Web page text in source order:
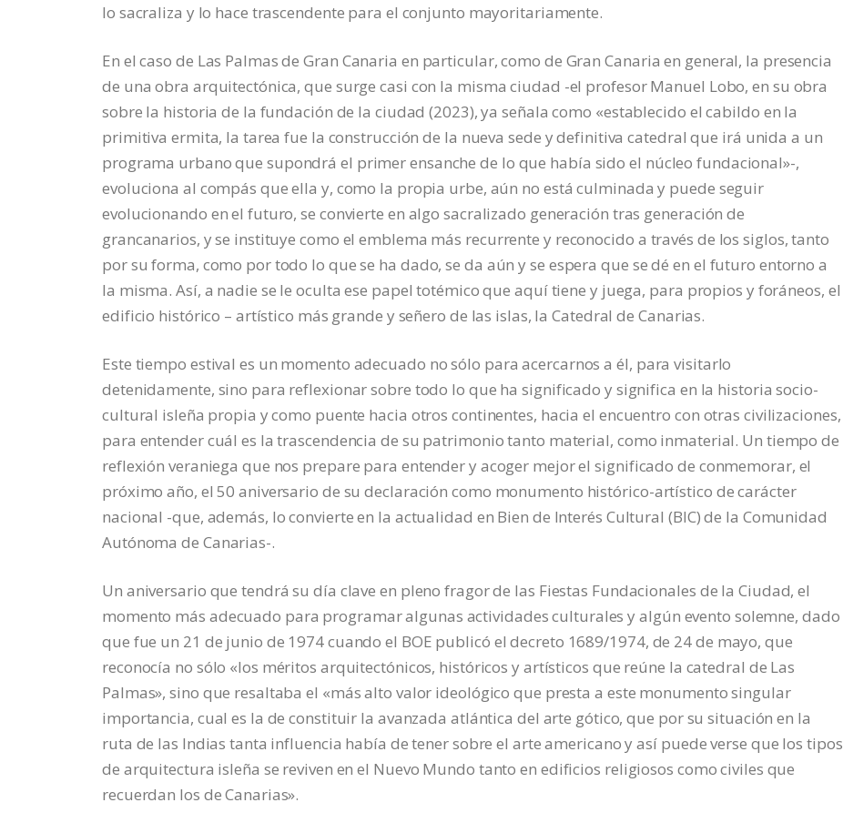
lo sacraliza y lo hace trascendente para el conjunto mayoritariamente.
En el caso de Las Palmas de Gran Canaria en particular, como de Gran Canaria en general, la presencia
de una obra arquitectónica, que surge casi con la misma ciudad -el profesor Manuel Lobo, en su obra
sobre la historia de la fundación de la ciudad (2023), ya señala como «establecido el cabildo en la
primitiva ermita, la tarea fue la construcción de la nueva sede y definitiva catedral que irá unida a un
programa urbano que supondrá el primer ensanche de lo que había sido el núcleo fundacional»-,
evoluciona al compás que ella y, como la propia urbe, aún no está culminada y puede seguir
evolucionando en el futuro, se convierte en algo sacralizado generación tras generación de
grancanarios, y se instituye como el emblema más recurrente y reconocido a través de los siglos, tanto
por su forma, como por todo lo que se ha dado, se da aún y se espera que se dé en el futuro entorno a
la misma. Así, a nadie se le oculta ese papel totémico que aquí tiene y juega, para propios y foráneos, el
edificio histórico – artístico más grande y señero de las islas, la Catedral de Canarias.
Este tiempo estival es un momento adecuado no sólo para acercarnos a él, para visitarlo
detenidamente, sino para reflexionar sobre todo lo que ha significado y significa en la historia socio-
cultural isleña propia y como puente hacia otros continentes, hacia el encuentro con otras civilizaciones,
para entender cuál es la trascendencia de su patrimonio tanto material, como inmaterial. Un tiempo de
reflexión veraniega que nos prepare para entender y acoger mejor el significado de conmemorar, el
próximo año, el 50 aniversario de su declaración como monumento histórico-artístico de carácter
nacional -que, además, lo convierte en la actualidad en Bien de Interés Cultural (BIC) de la Comunidad
Autónoma de Canarias-.
Un aniversario que tendrá su día clave en pleno fragor de las Fiestas Fundacionales de la Ciudad, el
momento más adecuado para programar algunas actividades culturales y algún evento solemne, dado
que fue un 21 de junio de 1974 cuando el BOE publicó el decreto 1689/1974, de 24 de mayo, que
reconocía no sólo «los méritos arquitectónicos, históricos y artísticos que reúne la catedral de Las
Palmas», sino que resaltaba el «más alto valor ideológico que presta a este monumento singular
importancia, cual es la de constituir la avanzada atlántica del arte gótico, que por su situación en la
ruta de las Indias tanta influencia había de tener sobre el arte americano y así puede verse que los tipos
de arquitectura isleña se reviven en el Nuevo Mundo tanto en edificios religiosos como civiles que
recuerdan los de Canarias».